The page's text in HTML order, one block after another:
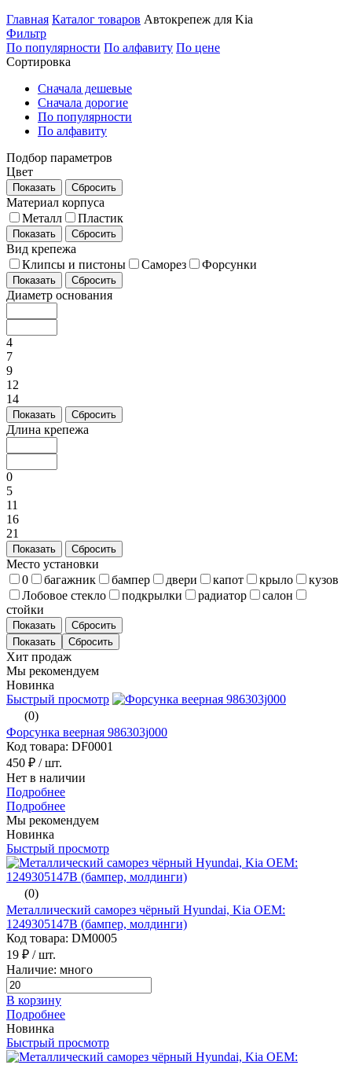
Главная Каталог товаров Автокрепеж для Kia
Фильтр
По популярности По алфавиту По цене
Сортировка
Сначала дешевые
Сначала дорогие
По популярности
По алфавиту
Подбор параметров
Цвет
Показать Сбросить
Материал корпуса
Металл
Пластик
Показать Сбросить
Вид крепежа
Клипсы и пистоны
Саморез Форсунки
Показать Сбросить
Диаметр основания
4
7
9
12
14
Показать Сбросить
Длина крепежа
0
5
11
16
21
Показать Сбросить
Место установки
0
багажник бампер двери капот крыло
кузов
Лобовое стекло
подкрылки радиатор
салон
стойки
Показать Сбросить
Хит продаж
Мы рекомендуем
Новинка
Быстрый просмотр
(0)
Форсунка веерная 986303j000
Код товара: DF0001
450 ₽ / шт.
Нет в наличии
Подробнее
Подробнее
Мы рекомендуем
Новинка
Быстрый просмотр
(0)
Металлический саморез чёрный Hyundai, Kia ОЕМ:
1249305147B (бампер, молдинги)
Код товара: DM0005
19 ₽ / шт.
Наличие: много
В корзину
Подробнее
Новинка
Быстрый просмотр